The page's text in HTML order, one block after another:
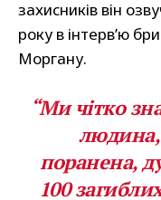
захисників він
року в інтерв’ю
Моргану.
“Ми чітко
людина,
поранена,
100